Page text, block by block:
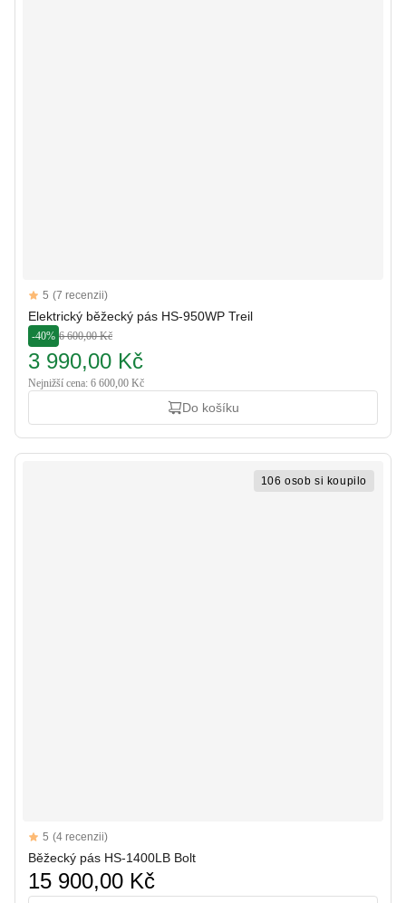
Reviews
5 out of 5 stars
5 (7 recenzii)
Elektrický běžecký pás HS-950WP Treil
-40% 6 600,00 Kč
3 990,00 Kč
Nejnižší cena: 6 600,00 Kč
Do košíku
106 osob si koupilo
Reviews
5 out of 5 stars
5 (4 recenzii)
Běžecký pás HS-1400LB Bolt
15 900,00 Kč